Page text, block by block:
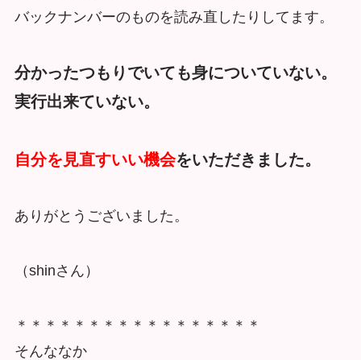
バックナンバーのものを読み直したりしてます。
分かったつもりでいても身についていない。
実行出来ていない。
自分を見直すいい機会をいただきました。
ありがとうございました。
（shinさん）
＊＊＊＊＊＊＊＊＊＊＊＊＊＊＊＊＊
そんななか